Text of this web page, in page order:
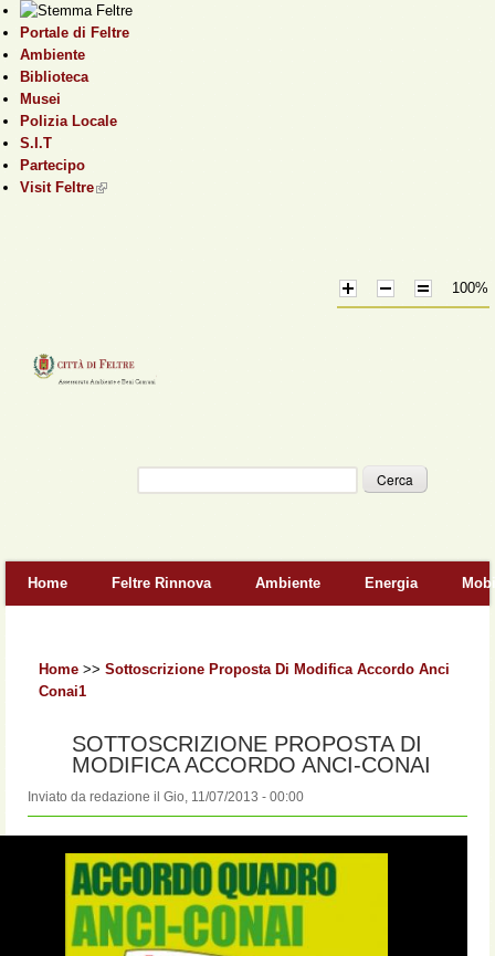
Portale di Feltre
Ambiente
Biblioteca
Musei
Polizia Locale
S.I.T
Partecipo
Visit Feltre(link is external)
100%
Home Feltre Rinnova Ambiente Energia
Home >> Sottoscrizione Proposta Di Modifica Accordo Anci
Conai1
SOTTOSCRIZIONE PROPOSTA DI
MODIFICA ACCORDO ANCI-CONAI
Inviato da redazione il Gio, 11/07/2013 - 00:00